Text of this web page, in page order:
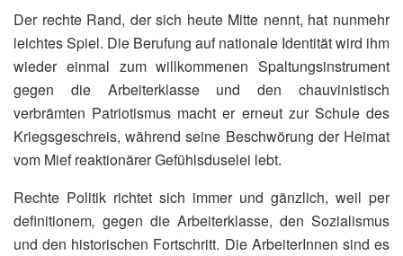
Der rechte Rand, der sich heute Mitte nennt, hat nunmehr
leichtes Spiel. Die Berufung auf nationale Identität wird ihm
wieder einmal zum willkommenen Spaltungsinstrument
gegen die Arbeiterklasse und den chauvinistisch
verbrämten Patriotismus macht er erneut zur Schule des
Kriegsgeschreis, während seine Beschwörung der Heimat
vom Mief reaktionärer Gefühlsduselei lebt.
Rechte Politik richtet sich immer und gänzlich, weil per
definitionem, gegen die Arbeiterklasse, den Sozialismus
und den historischen Fortschritt. Die ArbeiterInnen sind es